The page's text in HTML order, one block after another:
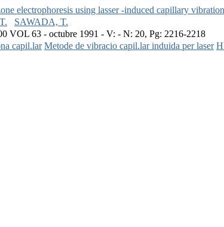
electrophoresis using lasser -induced capillary
SAWADA, T.
VOL 63 - octubre 1991 - V: - N: 20, Pg: 2216-2218
capil.lar Metode de vibracio capil.lar induida per laser